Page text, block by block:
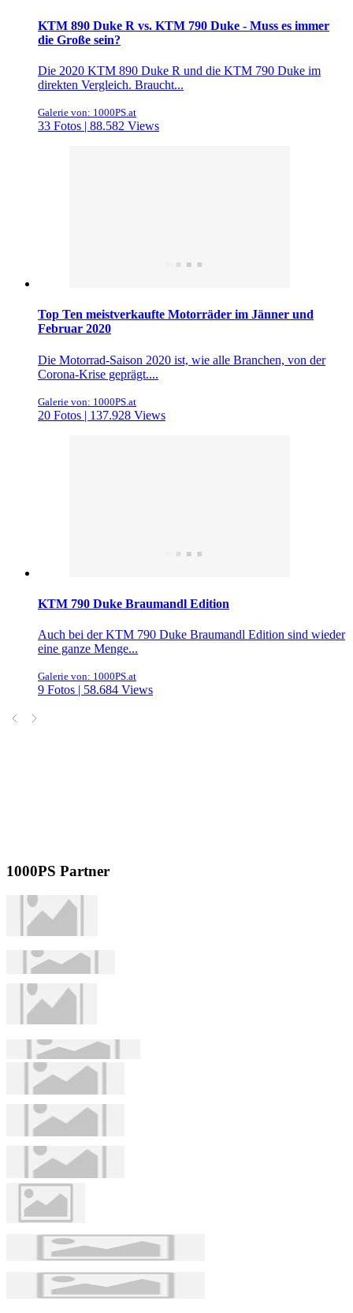
KTM 890 Duke R vs. KTM 790 Duke - Muss es immer
die Große sein?
Die 2020 KTM 890 Duke R und die KTM 790 Duke im
direkten Vergleich. Braucht...
Galerie von: 1000PS.at
33 Fotos | 88.582 Views
Top Ten meistverkaufte Motorräder im Jänner und
Februar 2020
Die Motorrad-Saison 2020 ist, wie alle Branchen, von der
Corona-Krise geprägt....
Galerie von: 1000PS.at
20 Fotos | 137.928 Views
KTM 790 Duke Braumandl Edition
Auch bei der KTM 790 Duke Braumandl Edition sind wieder
eine ganze Menge...
Galerie von: 1000PS.at
9 Fotos | 58.684 Views
1000PS Partner